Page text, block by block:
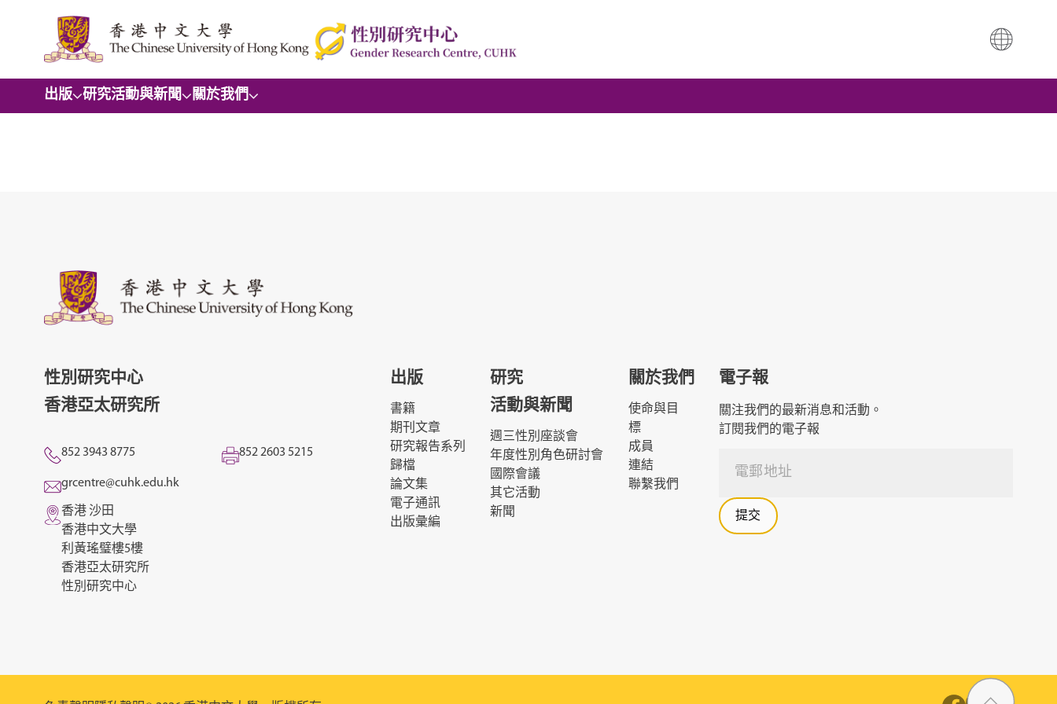
出版 研究活動與新聞 關於我們
性別研究中心
香港亞太研究所
852 3943 8775 852 2603 5215
grcentre@cuhk.edu.hk
香港 沙田
香港中文大學
利黃瑤璧樓5樓
香港亞太研究所
性別研究中心
出版
書籍
期刊文章
研究報告系列
歸檔
論文集
電子通訊
出版彙編
研究
活動與新聞
週三性別座談會
年度性別角色研討會
國際會議
其它活動
新聞
關於我們
使命與目
標
成員
連結
聯繫我們
電子報
關注我們的最新消息和活動。
訂閱我們的電子報